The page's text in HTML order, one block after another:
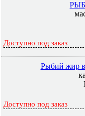
Доступно под заказ
Рыбий жир
Доступно под заказ